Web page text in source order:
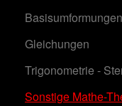
Gleichungen
Trigonometrie -
Sonstige Mathe-